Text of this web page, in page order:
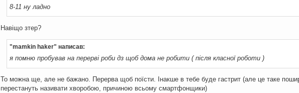
8-11 ну ладно
Навіщо зтер?
"mamkin haker" написав:
я помню пробував на перерві роби дз щоб дома не робити ( після класної роботи )
То можна ще, але не бажано. Перерва щоб поїсти. Інакше в тебе буде гастрит (але це таке
перестануть називати хворобою, причиною всьому смартфонщики)